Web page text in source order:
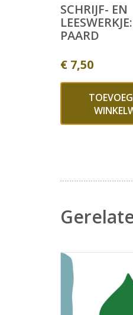
SCHRIJF- EN
PAARD
€ 7,50